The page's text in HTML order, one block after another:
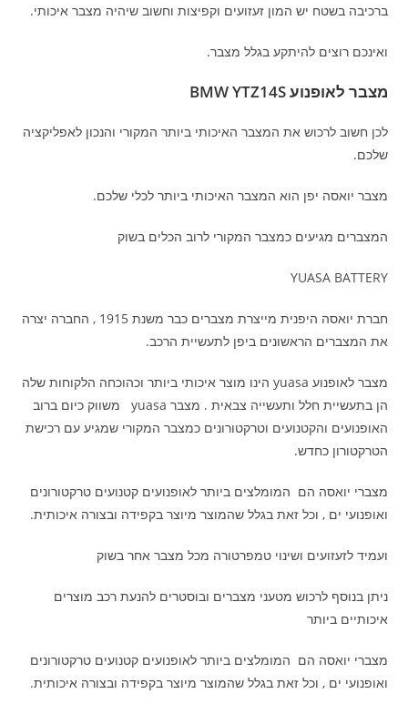
ברכיבה בשטח יש המון זעזועים וקפיצות וחשוב שיהיה מצבר איכותי.
ואינכם רוצים להיתקע בגלל מצבר.
מצבר לאופנוע BMW YTZ14S
לכן חשוב לרכוש את המצבר האיכותי ביותר המקורי והנכון לאפליקציה
שלכם.
מצבר יואסה יפן הוא המצבר האיכותי ביותר לכלי שלכם.
המצברים מגיעים כמצבר המקורי לרוב הכלים בשוק
YUASA BATTERY
חברת יואסה היפנית מייצרת מצברים כבר משנת 1915 , החברה יצרה
את המצברים הראשונים ביפן לתעשיית הרכב.
מצבר לאופנוע yuasa הינו מוצר איכותי ביותר וכהוכחה הלקוחות שלה
הן בתעשיית חלל ותעשייה צבאית . מצבר yuasa משווק כיום ברוב
האופנועים והקטנועים וטרקטורונים כמצבר המקורי שמגיע עם רכישת
הטרקטורון כחדש.
מצברי יואסה הם המומלצים ביותר לאופנועים קטנועים טרקטורונים
ואופנועי ים , וכל זאת בגלל שהמוצר מיוצר בקפידה ובצורה איכותית.
ועמיד לזעזועים ושינוי טמפרטורה מכל מצבר אחר בשוק
ניתן בנוסף לרכוש מטעני מצברים ובוסטרים להנעת רכב מוצרים
איכותיים ביותר
מצברי יואסה הם המומלצים ביותר לאופנועים קטנועים טרקטורונים
ואופנועי ים , וכל זאת בגלל שהמוצר מיוצר בקפידה ובצורה איכותית.